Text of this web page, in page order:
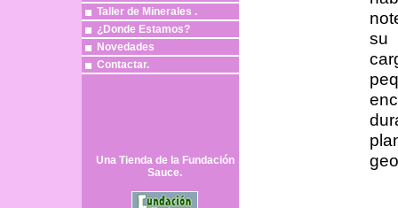
Taller de Minerales .
¿Donde Estamos?
Novedades
Contactar.
Una Tienda de la Fundación
Sauce.
su